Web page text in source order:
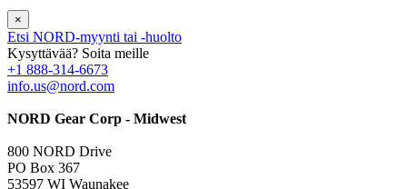
×
Etsi NORD-myynti tai -huolto
Kysyttävää? Soita meille
+1 888-314-6673
info.us@nord.com
NORD Gear Corp - Midwest
800 NORD Drive
PO Box 367
53597 WI Waunakee